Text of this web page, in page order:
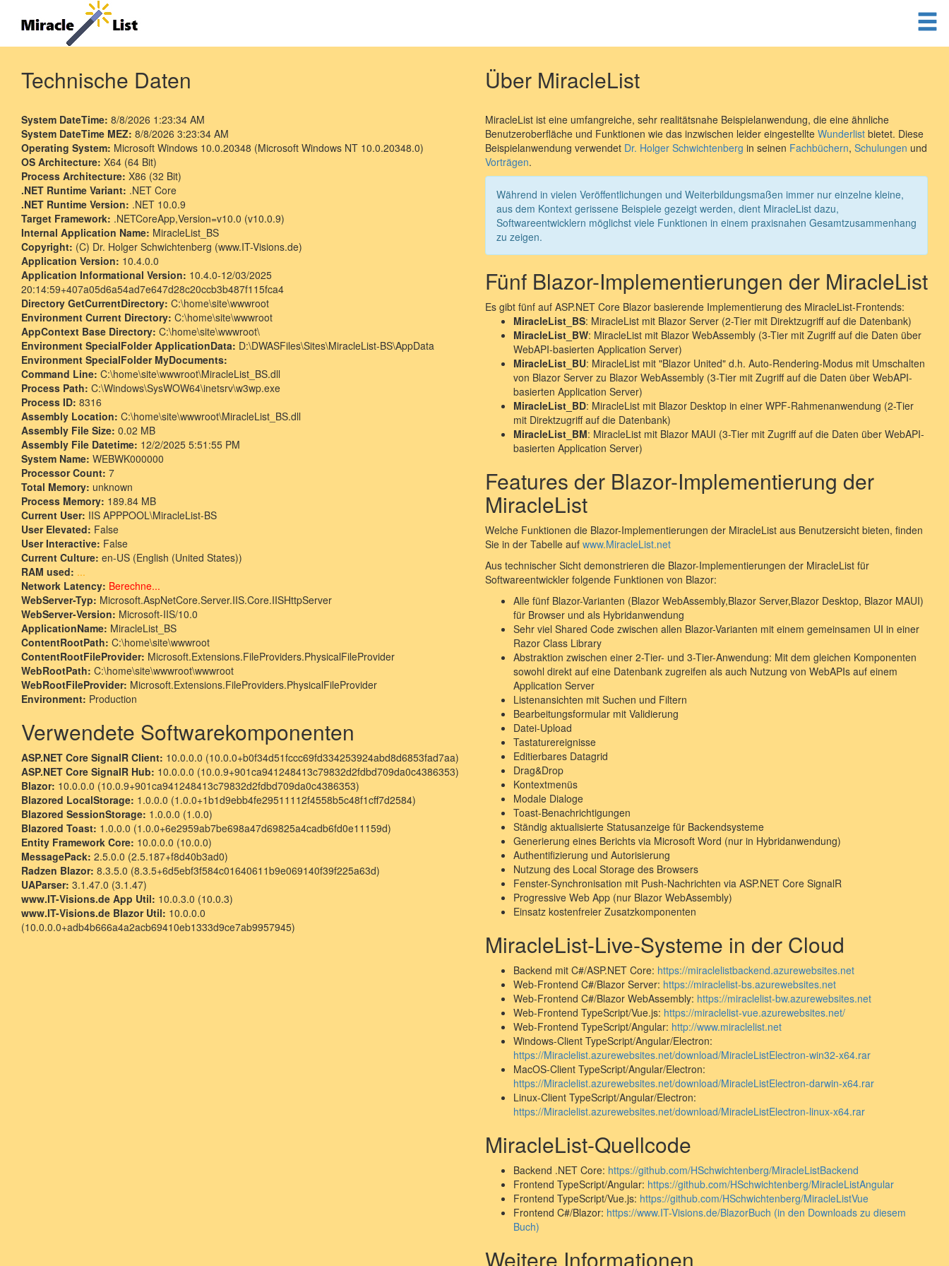
Technische Daten
System DateTime: 8/8/2026 1:23:34 AM
System DateTime MEZ: 8/8/2026 3:23:34 AM
Operating System: Microsoft Windows 10.0.20348 (Microsoft Windows NT 10.0.20348.0)
OS Architecture: X64 (64 Bit)
Process Architecture: X86 (32 Bit)
.NET Runtime Variant: .NET Core
.NET Runtime Version: .NET 10.0.9
Target Framework: .NETCoreApp,Version=v10.0 (v10.0.9)
Internal Application Name: MiracleList_BS
Copyright: (C) Dr. Holger Schwichtenberg (www.IT-Visions.de)
Application Version: 10.4.0.0
Application Informational Version: 10.4.0-12/03/2025
20:14:59+407a05d6a54ad7e647d28c20ccb3b487f115fca4
Directory GetCurrentDirectory: C:\home\site\wwwroot
Environment Current Directory: C:\home\site\wwwroot
AppContext Base Directory: C:\home\site\wwwroot\
Environment SpecialFolder ApplicationData: D:\DWASFiles\Sites\MiracleList-BS\AppData
Environment SpecialFolder MyDocuments:
Command Line: C:\home\site\wwwroot\MiracleList_BS.dll
Process Path: C:\Windows\SysWOW64\inetsrv\w3wp.exe
Process ID: 8316
Assembly Location: C:\home\site\wwwroot\MiracleList_BS.dll
Assembly File Size: 0.02 MB
Assembly File Datetime: 12/2/2025 5:51:55 PM
System Name: WEBWK000000
Processor Count: 7
Total Memory: unknown
Process Memory: 189.84 MB
Current User: IIS APPPOOL\MiracleList-BS
User Elevated: False
User Interactive: False
Current Culture: en-US (English (United States))
RAM used: ...
Network Latency: Berechne...
WebServer-Typ: Microsoft.AspNetCore.Server.IIS.Core.IISHttpServer
WebServer-Version: Microsoft-IIS/10.0
ApplicationName: MiracleList_BS
ContentRootPath: C:\home\site\wwwroot
ContentRootFileProvider: Microsoft.Extensions.FileProviders.PhysicalFileProvider
WebRootPath: C:\home\site\wwwroot\wwwroot
WebRootFileProvider: Microsoft.Extensions.FileProviders.PhysicalFileProvider
Environment: Production
Verwendete Softwarekomponenten
ASP.NET Core SignalR Client: 10.0.0.0 (10.0.0+b0f34d51fccc69fd334253924abd8d6853fad7aa)
ASP.NET Core SignalR Hub: 10.0.0.0 (10.0.9+901ca941248413c79832d2fdbd709da0c4386353)
Blazor: 10.0.0.0 (10.0.9+901ca941248413c79832d2fdbd709da0c4386353)
Blazored LocalStorage: 1.0.0.0 (1.0.0+1b1d9ebb4fe29511112f4558b5c48f1cff7d2584)
Blazored SessionStorage: 1.0.0.0 (1.0.0)
Blazored Toast: 1.0.0.0 (1.0.0+6e2959ab7be698a47d69825a4cadb6fd0e11159d)
Entity Framework Core: 10.0.0.0 (10.0.0)
MessagePack: 2.5.0.0 (2.5.187+f8d40b3ad0)
Radzen Blazor: 8.3.5.0 (8.3.5+6d5ebf3f584c01640611b9e069140f39f225a63d)
UAParser: 3.1.47.0 (3.1.47)
www.IT-Visions.de App Util: 10.0.3.0 (10.0.3)
www.IT-Visions.de Blazor Util: 10.0.0.0
(10.0.0.0+adb4b666a4a2acb69410eb1333d9ce7ab9957945)
Über MiracleList
MiracleList ist eine umfangreiche, sehr realitätsnahe Beispielanwendung, die eine ähnliche
Benutzeroberfläche und Funktionen wie das inzwischen leider eingestellte Wunderlist bietet. Diese
Beispielanwendung verwendet Dr. Holger Schwichtenberg in seinen Fachbüchern, Schulungen und
Vorträgen.
Während in vielen Veröffentlichungen und Weiterbildungsmaßen immer nur einzelne kleine,
aus dem Kontext gerissene Beispiele gezeigt werden, dient MiracleList dazu,
Softwareentwicklern möglichst viele Funktionen in einem praxisnahen Gesamtzusammenhang
zu zeigen.
Fünf Blazor-Implementierungen der MiracleList
Es gibt fünf auf ASP.NET Core Blazor basierende Implementierung des MiracleList-Frontends:
MiracleList_BS: MiracleList mit Blazor Server (2-Tier mit Direktzugriff auf die Datenbank)
MiracleList_BW: MiracleList mit Blazor WebAssembly (3-Tier mit Zugriff auf die Daten über
WebAPI-basierten Application Server)
MiracleList_BU: MiracleList mit "Blazor United" d.h. Auto-Rendering-Modus mit Umschalten
von Blazor Server zu Blazor WebAssembly (3-Tier mit Zugriff auf die Daten über WebAPI-
basierten Application Server)
MiracleList_BD: MiracleList mit Blazor Desktop in einer WPF-Rahmenanwendung (2-Tier
mit Direktzugriff auf die Datenbank)
MiracleList_BM: MiracleList mit Blazor MAUI (3-Tier mit Zugriff auf die Daten über WebAPI-
basierten Application Server)
Features der Blazor-Implementierung der
MiracleList
Welche Funktionen die Blazor-Implementierungen der MiracleList aus Benutzersicht bieten, finden
Sie in der Tabelle auf www.MiracleList.net
Aus technischer Sicht demonstrieren die Blazor-Implementierungen der MiracleList für
Softwareentwickler folgende Funktionen von Blazor:
Alle fünf Blazor-Varianten (Blazor WebAssembly,Blazor Server,Blazor Desktop, Blazor MAUI)
für Browser und als Hybridanwendung
Sehr viel Shared Code zwischen allen Blazor-Varianten mit einem gemeinsamen UI in einer
Razor Class Library
Abstraktion zwischen einer 2-Tier- und 3-Tier-Anwendung: Mit dem gleichen Komponenten
sowohl direkt auf eine Datenbank zugreifen als auch Nutzung von WebAPIs auf einem
Application Server
Listenansichten mit Suchen und Filtern
Bearbeitungsformular mit Validierung
Datei-Upload
Tastaturereignisse
Editierbares Datagrid
Drag&Drop
Kontextmenüs
Modale Dialoge
Toast-Benachrichtigungen
Ständig aktualisierte Statusanzeige für Backendsysteme
Generierung eines Berichts via Microsoft Word (nur in Hybridanwendung)
Authentifizierung und Autorisierung
Nutzung des Local Storage des Browsers
Fenster-Synchronisation mit Push-Nachrichten via ASP.NET Core SignalR
Progressive Web App (nur Blazor WebAssembly)
Einsatz kostenfreier Zusatzkomponenten
MiracleList-Live-Systeme in der Cloud
Backend mit C#/ASP.NET Core: https://miraclelistbackend.azurewebsites.net
Web-Frontend C#/Blazor Server: https://miraclelist-bs.azurewebsites.net
Web-Frontend C#/Blazor WebAssembly: https://miraclelist-bw.azurewebsites.net
Web-Frontend TypeScript/Vue.js: https://miraclelist-vue.azurewebsites.net/
Web-Frontend TypeScript/Angular: http://www.miraclelist.net
Windows-Client TypeScript/Angular/Electron:
https://Miraclelist.azurewebsites.net/download/MiracleListElectron-win32-x64.rar
MacOS-Client TypeScript/Angular/Electron:
https://Miraclelist.azurewebsites.net/download/MiracleListElectron-darwin-x64.rar
Linux-Client TypeScript/Angular/Electron:
https://Miraclelist.azurewebsites.net/download/MiracleListElectron-linux-x64.rar
MiracleList-Quellcode
Backend .NET Core: https://github.com/HSchwichtenberg/MiracleListBackend
Frontend TypeScript/Angular: https://github.com/HSchwichtenberg/MiracleListAngular
Frontend TypeScript/Vue.js: https://github.com/HSchwichtenberg/MiracleListVue
Frontend C#/Blazor: https://www.IT-Visions.de/BlazorBuch (in den Downloads zu diesem
Buch)
Weitere Informationen